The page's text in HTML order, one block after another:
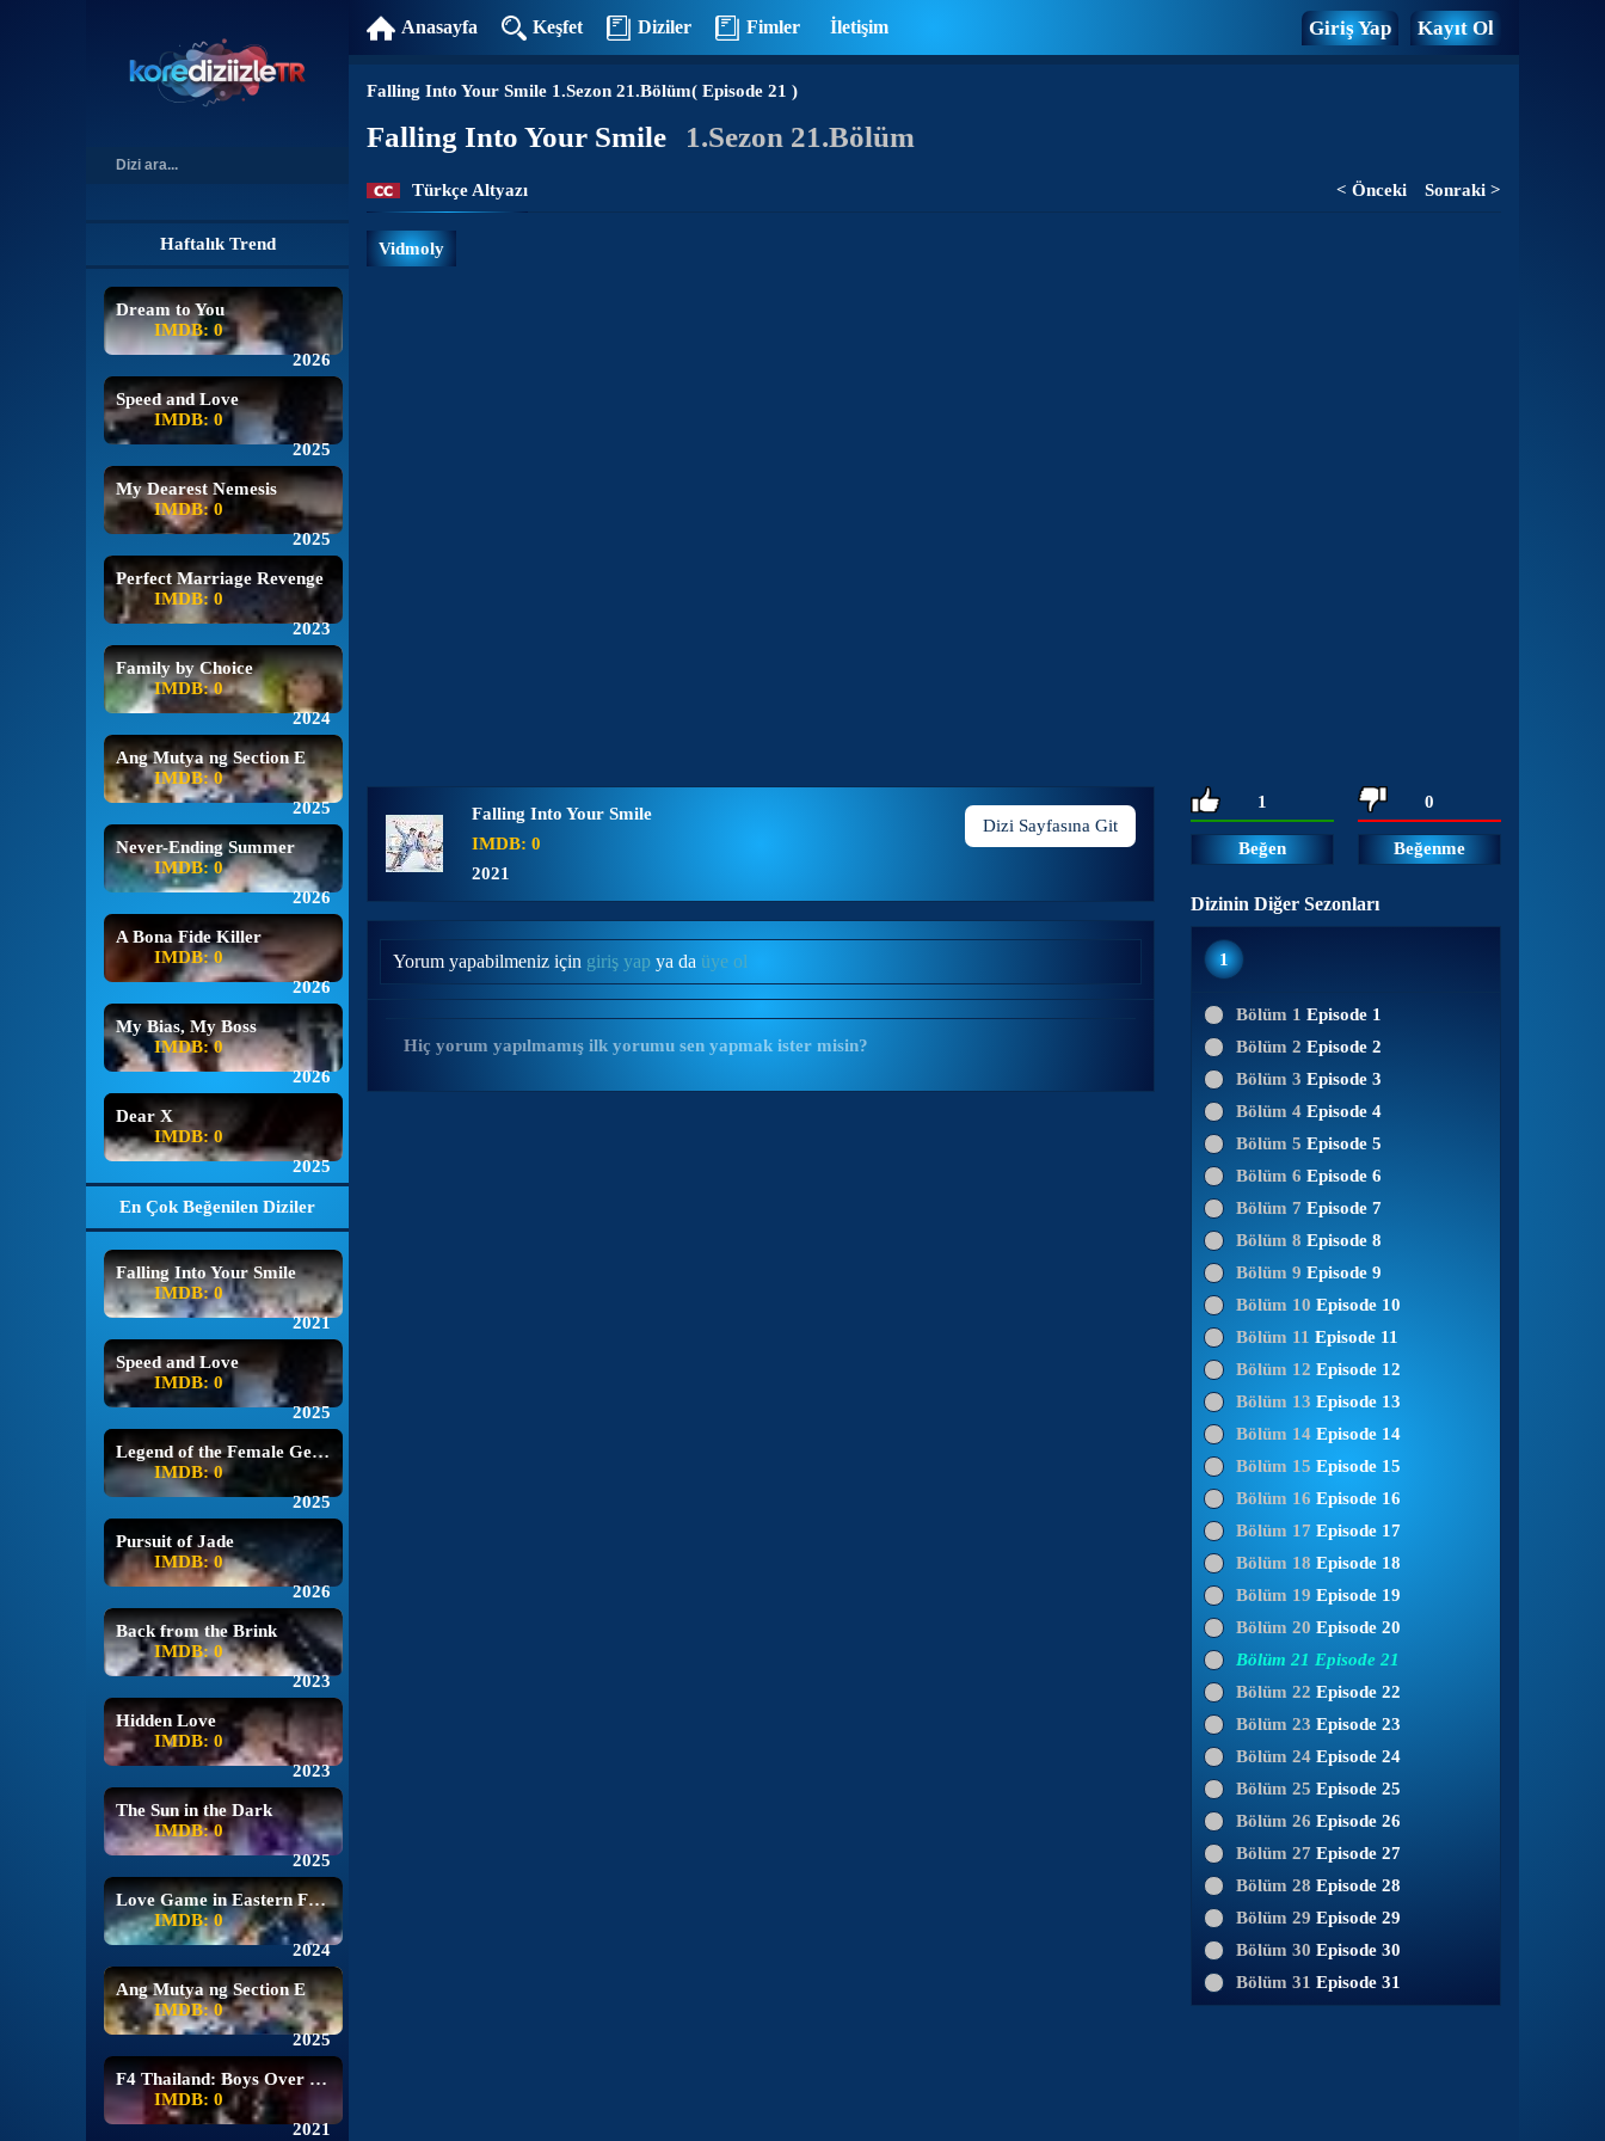
Haftalık Trend
Dream to You
IMDB: 0
2026
Speed and Love
IMDB: 0
2025
My Dearest Nemesis
IMDB: 0
2025
Perfect Marriage Revenge
IMDB: 0
2023
Family by Choice
IMDB: 0
2024
Ang Mutya ng Section E
IMDB: 0
2025
Never-Ending Summer
IMDB: 0
2026
A Bona Fide Killer
IMDB: 0
2026
My Bias, My Boss
IMDB: 0
2026
Dear X
IMDB: 0
2025
En Çok Beğenilen Diziler
Falling Into Your Smile
IMDB: 0
2021
Speed and Love
IMDB: 0
2025
Legend of the Female General
IMDB: 0
2025
Pursuit of Jade
IMDB: 0
2026
Back from the Brink
IMDB: 0
2023
Hidden Love
IMDB: 0
2023
The Sun in the Dark
IMDB: 0
2025
Love Game in Eastern Fantasy
IMDB: 0
2024
Ang Mutya ng Section E
IMDB: 0
2025
F4 Thailand: Boys Over Flowers
IMDB: 0
2021
Anasayfa Keşfet Diziler Fimler İletişim Giriş Yap Kayıt Ol
Falling Into Your Smile 1.Sezon 21.Bölüm( Episode 21 )
Falling Into Your Smile 1.Sezon 21.Bölüm
Türkçe Altyazı < Önceki Sonraki >
Vidmoly
Falling Into Your Smile
IMDB: 0
2021
Dizi Sayfasına Git
Yorum yapabilmeniz için giriş yap ya da üye ol
Hiç yorum yapılmamış ilk yorumu sen yapmak ister misin?
1
Beğen
0
Beğenme
Dizinin Diğer Sezonları
1
Bölüm 1 Episode 1
Bölüm 2 Episode 2
Bölüm 3 Episode 3
Bölüm 4 Episode 4
Bölüm 5 Episode 5
Bölüm 6 Episode 6
Bölüm 7 Episode 7
Bölüm 8 Episode 8
Bölüm 9 Episode 9
Bölüm 10 Episode 10
Bölüm 11 Episode 11
Bölüm 12 Episode 12
Bölüm 13 Episode 13
Bölüm 14 Episode 14
Bölüm 15 Episode 15
Bölüm 16 Episode 16
Bölüm 17 Episode 17
Bölüm 18 Episode 18
Bölüm 19 Episode 19
Bölüm 20 Episode 20
Bölüm 21 Episode 21
Bölüm 22 Episode 22
Bölüm 23 Episode 23
Bölüm 24 Episode 24
Bölüm 25 Episode 25
Bölüm 26 Episode 26
Bölüm 27 Episode 27
Bölüm 28 Episode 28
Bölüm 29 Episode 29
Bölüm 30 Episode 30
Bölüm 31 Episode 31